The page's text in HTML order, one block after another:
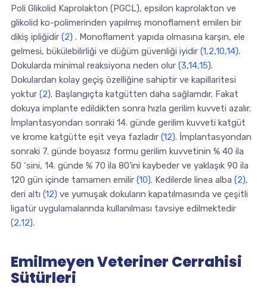
Poli Glikolid Kaprolakton (PGCL), epsilon kaprolakton ve
glikolid ko-polimerinden yapılmış monoflament emilen bir
dikiş ipliğidir (2) . Monoflament yapıda olmasına karşın, ele
gelmesi, bükülebilirliği ve düğüm güvenliği iyidir (1,2,10,14).
Dokularda minimal reaksiyona neden olur (3,14,15).
Dokulardan kolay geçiş özelliğine sahiptir ve kapillaritesi
yoktur (2). Başlangıçta katgütten daha sağlamdır. Fakat
dokuya implante edildikten sonra hızla gerilim kuvveti azalır.
İmplantasyondan sonraki 14. günde gerilim kuvveti katgüt
ve krome katgütte eşit veya fazladır (12). İmplantasyondan
sonraki 7. günde boyasız formu gerilim kuvvetinin % 40 ila
50 ‘sini, 14. günde % 70 ila 80’ini kaybeder ve yaklaşık 90 ila
120 gün içinde tamamen emilir (10). Kedilerde linea alba (2),
deri altı (12) ve yumuşak dokuların kapatılmasında ve çeşitli
ligatür uygulamalarında kullanılması tavsiye edilmektedir
(2,12).
Emilmeyen Veteriner Cerrahisi
Sütürleri